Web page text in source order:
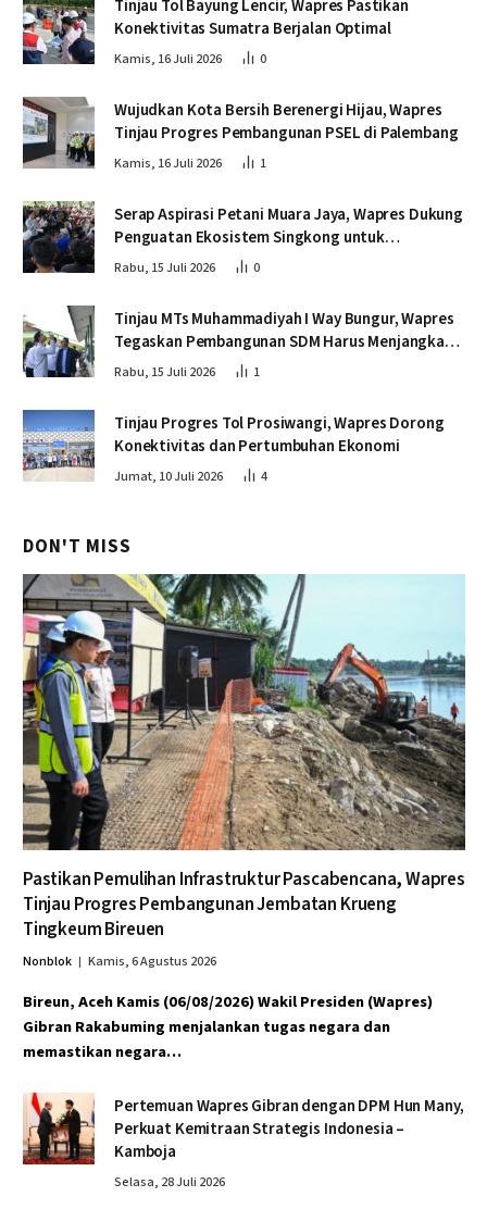
Tinjau Tol Bayung Lencir, Wapres Pastikan
Konektivitas Sumatra Berjalan Optimal
Kamis, 16 Juli 2026 0
Wujudkan Kota Bersih Berenergi Hijau, Wapres
Tinjau Progres Pembangunan PSEL di Palembang
Kamis, 16 Juli 2026 1
Serap Aspirasi Petani Muara Jaya, Wapres Dukung
Penguatan Ekosistem Singkong untuk
Swasembada Pangan
Rabu, 15 Juli 2026 0
Tinjau MTs Muhammadiyah I Way Bungur, Wapres
Tegaskan Pembangunan SDM Harus Menjangkau
Seluruh Sekolah
Rabu, 15 Juli 2026 1
Tinjau Progres Tol Prosiwangi, Wapres Dorong
Konektivitas dan Pertumbuhan Ekonomi
Jumat, 10 Juli 2026 4
DON'T MISS
Pastikan Pemulihan Infrastruktur Pascabencana, Wapres
Tinjau Progres Pembangunan Jembatan Krueng
Tingkeum Bireuen
Nonblok Kamis, 6 Agustus 2026
Bireun, Aceh Kamis (06/08/2026) Wakil Presiden (Wapres)
Gibran Rakabuming menjalankan tugas negara dan
memastikan negara…
Pertemuan Wapres Gibran dengan DPM Hun Many,
Perkuat Kemitraan Strategis Indonesia –
Kamboja
Selasa, 28 Juli 2026